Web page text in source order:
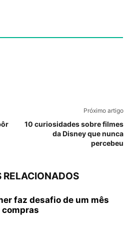
Próximo artigo
10 curiosidades sobre filmes
da Disney que nunca
percebeu
RELACIONADOS
faz desafio de um mês
compras